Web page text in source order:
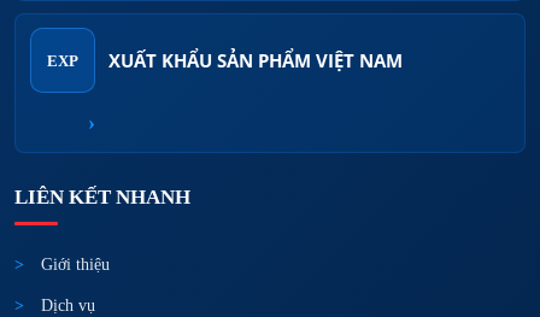
EXP XUẤT KHẨU SẢN PHẨM VIỆT NAM
›
LIÊN KẾT NHANH
Giới thiệu
Dịch vụ